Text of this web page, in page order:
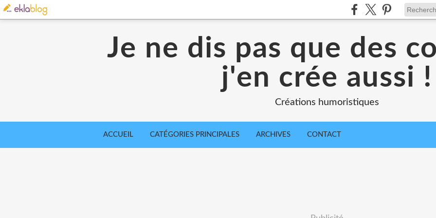
Je ne dis pas que des
j'en crée aussi !
Créations humoristiques
ACCUEIL CATÉGORIES PRINCIPALES ARCHIVES CONTACT